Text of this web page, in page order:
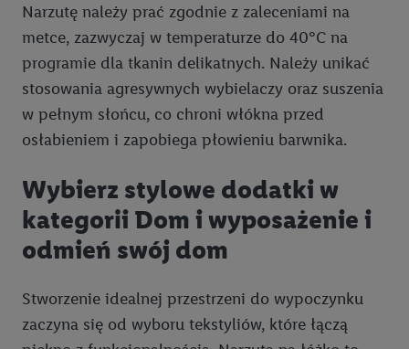
Narzutę należy prać zgodnie z zaleceniami na
metce, zazwyczaj w temperaturze do 40°C na
programie dla tkanin delikatnych. Należy unikać
stosowania agresywnych wybielaczy oraz suszenia
w pełnym słońcu, co chroni włókna przed
osłabieniem i zapobiega płowieniu barwnika.
Wybierz stylowe dodatki w
kategorii Dom i wyposażenie i
odmień swój dom
Stworzenie idealnej przestrzeni do wypoczynku
zaczyna się od wyboru tekstyliów, które łączą